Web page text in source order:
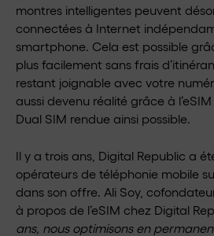
montres intelligentes peuvent
connectées à Internet
smartphone. Cela est possible
plus facilement sans frais
restant joignable avec votre
aussi devenu réalité grâce à
Dual SIM rendue ainsi possible.
Il y a trois ans, Digital Republic a
opérateurs de téléphonie mobile
dans son offre. Ali Soy,
à propos de l’eSIM chez Digital
ans, nous optimisons en